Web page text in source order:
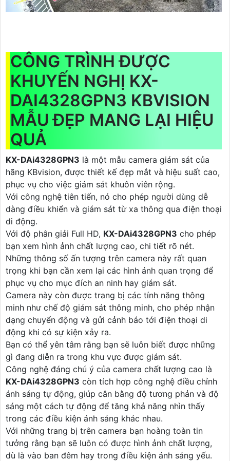
CÔNG TRÌNH ĐƯỢC
KHUYẾN NGHỊ KX-
DAI4328GPN3 KBVISION
MẪU ĐẸP MANG LẠI HIỆU
QUẢ
KX-DAi4328GPN3 là một mẫu camera giám sát của
hãng KBvision, được thiết kế đẹp mắt và hiệu suất cao,
phục vụ cho việc giám sát khuôn viên rộng.
Với công nghệ tiên tiến, nó cho phép người dùng dễ
dàng điều khiển và giám sát từ xa thông qua điện thoại
di động.
Với độ phân giải Full HD, KX-DAi4328GPN3 cho phép
bạn xem hình ảnh chất lượng cao, chi tiết rõ nét.
Những thông số ấn tượng trên camera này rất quan
trọng khi bạn cần xem lại các hình ảnh quan trọng để
phục vụ cho mục đích an ninh hay giám sát.
Camera này còn được trang bị các tính năng thông
minh như chế độ giám sát thông minh, cho phép nhận
dạng chuyển động và gửi cảnh báo tới điện thoại di
động khi có sự kiện xảy ra.
Bạn có thể yên tâm rằng bạn sẽ luôn biết được những
gì đang diễn ra trong khu vực được giám sát.
Công nghệ đáng chú ý của camera chất lượng cao là
KX-DAi4328GPN3 còn tích hợp công nghệ điều chỉnh
ánh sáng tự động, giúp cân bằng độ tương phản và độ
sáng một cách tự động để tăng khả năng nhìn thấy
trong các điều kiện ánh sáng khác nhau.
Với những trang bị trên camera bạn hoàng toàn tin
tưởng rằng bạn sẽ luôn có được hình ảnh chất lượng,
dù là vào ban đêm hay trong điều kiện ánh sáng yếu.